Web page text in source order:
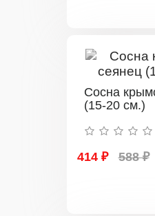
Сосна
(15-20 см.)
414 ₽ 588 ₽